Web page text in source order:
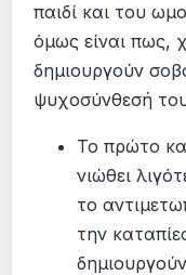
παιδί και του
όμως είναι πως,
δημιουργούν
ψυχοσύνθεσή
Το πρώτο
νιώθει
το
την